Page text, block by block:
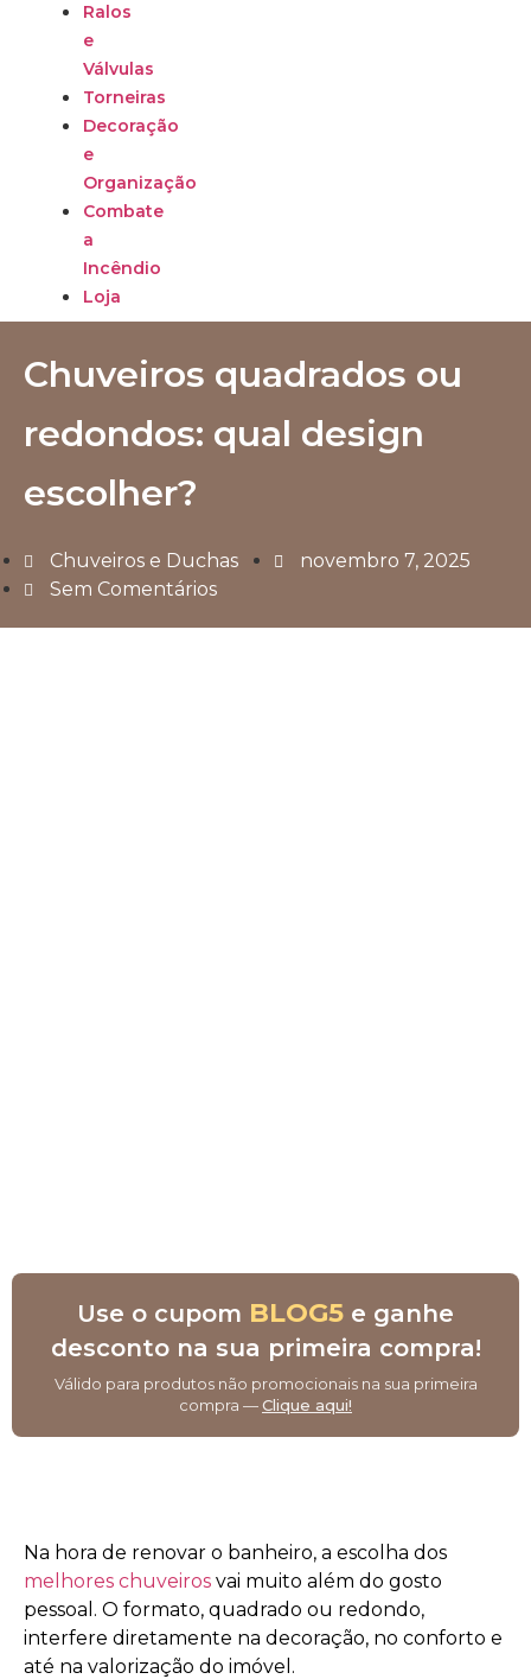
Ralos
e
Válvulas
Torneiras
Decoração
e
Organização
Combate
a
Incêndio
Loja
Chuveiros quadrados ou
redondos: qual design
escolher?
Chuveiros e Duchas
novembro 7, 2025
Sem Comentários
Use o cupom BLOG5 e ganhe
desconto na sua primeira compra!
Válido para produtos não promocionais na sua primeira
compra —Clique aqui!
Na hora de renovar o banheiro, a escolha dos
melhores chuveiros vai muito além do gosto
pessoal. O formato, quadrado ou redondo,
interfere diretamente na decoração, no conforto e
até na valorização do imóvel.